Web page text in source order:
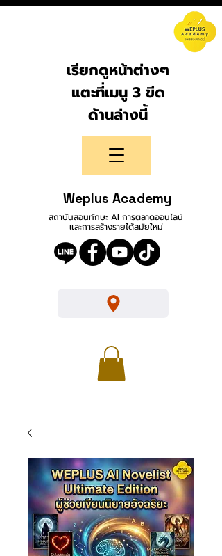
เรียกดูหน้าต่างๆ
แตะที่เมนู 3 ขีด
ด้านล่างนี้
Weplus Academy
สถาบันสอนทักษะ AI การตลาดออนไลน์
และการสร้างรายได้สมัยใหม่